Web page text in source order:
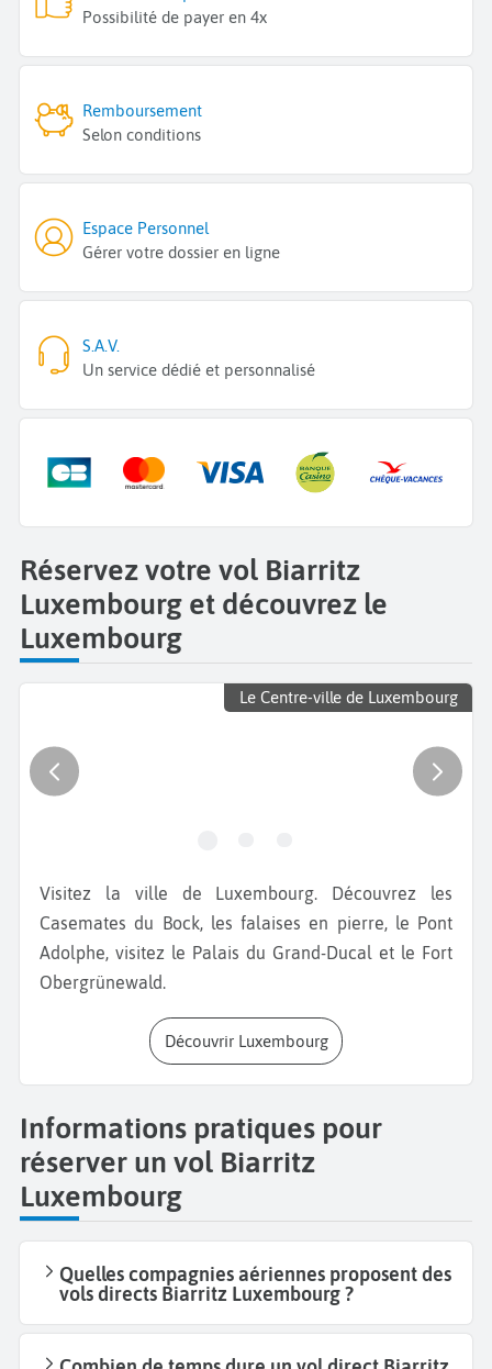
Possibilité de payer en 4x
Remboursement
Selon conditions
Espace Personnel
Gérer votre dossier en ligne
S.A.V.
Un service dédié et personnalisé
Réservez votre vol Biarritz
Luxembourg et découvrez le
Luxembourg
Le Centre-ville de Luxembourg
Visitez la ville de Luxembourg. Découvrez les
Casemates du Bock, les falaises en pierre, le Pont
Adolphe, visitez le Palais du Grand-Ducal et le Fort
Obergrünewald.
Découvrir Luxembourg
Informations pratiques pour
réserver un vol Biarritz
Luxembourg
Quelles compagnies aériennes proposent des
vols directs Biarritz Luxembourg ?